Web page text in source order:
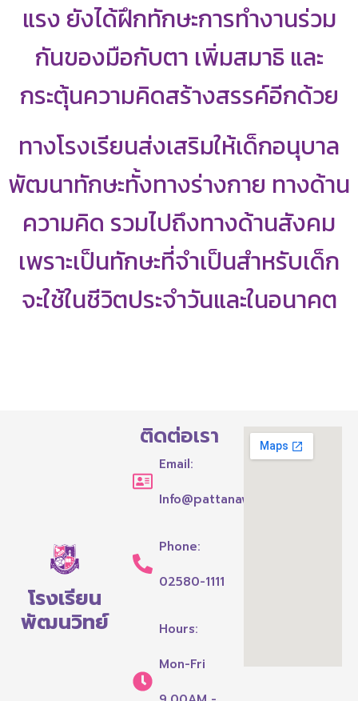
แรง ยังได้ฝึกทักษะการทำงานร่วม
กันของมือกับตา เพิ่มสมาธิ และ
กระตุ้นความคิดสร้างสรรค์อีกด้วย
ทางโรงเรียนส่งเสริมให้เด็กอนุบาล
พัฒนาทักษะทั้งทางร่างกาย ทางด้าน
ความคิด รวมไปถึงทางด้านสังคม
เพราะเป็นทักษะที่จำเป็นสำหรับเด็ก
จะใช้ในชีวิตประจำวันและในอนาคต
โรงเรียน
พัฒนวิทย์
ติดต่อเรา
Email:
Info@pattanawit.ac.th
Phone:
02580-1111
Hours:
Mon-Fri